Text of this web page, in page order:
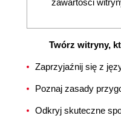
zawartości
Twórz witryny,
Zaprzyjaźnij się z
Poznaj zasady
Odkryj skuteczne